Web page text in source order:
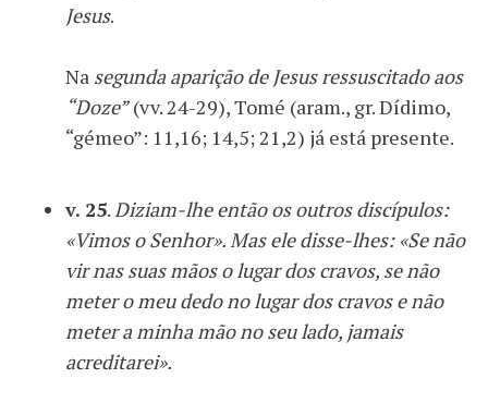
Jesus.
Na segunda aparição de Jesus ressuscitado aos
“Doze”(vv. 24-29), Tomé (aram., gr. Dídimo,
“gémeo”: 11,16; 14,5; 21,2) já está presente.
v. 25.Diziam-lhe então os outros discípulos:
«Vimos o Senhor». Mas ele disse-lhes: «Se não
vir nas suas mãos o lugar dos cravos, se não
meter o meu dedo no lugar dos cravos e não
meter a minha mão no seu lado, jamais
acreditarei».